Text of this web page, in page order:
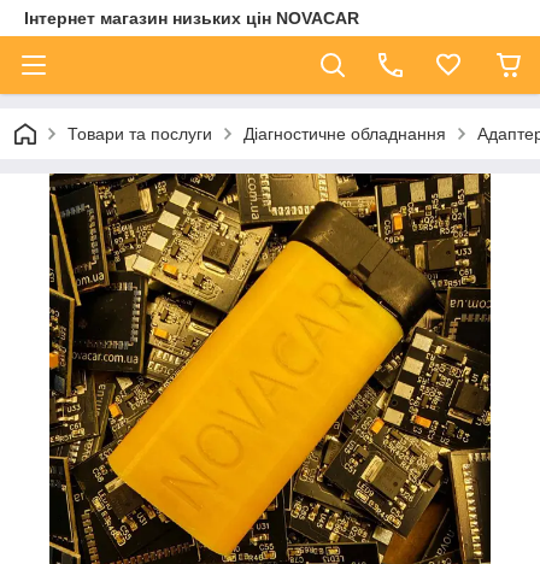
Інтернет магазин низьких цін NOVACAR
Товари та послуги Діагностичне обладнання